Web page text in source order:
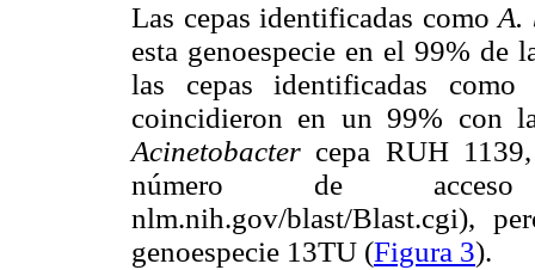
Las cepas identificadas comoA.
esta genoespecie en el 99% de
las cepas identificadas como
coincidieron en un 99% con
Acinetobacter cepa RUH
número de acceso
nlm.nih.gov/blast/Blast.cgi),
genoespecie 13TU (Figura 3).